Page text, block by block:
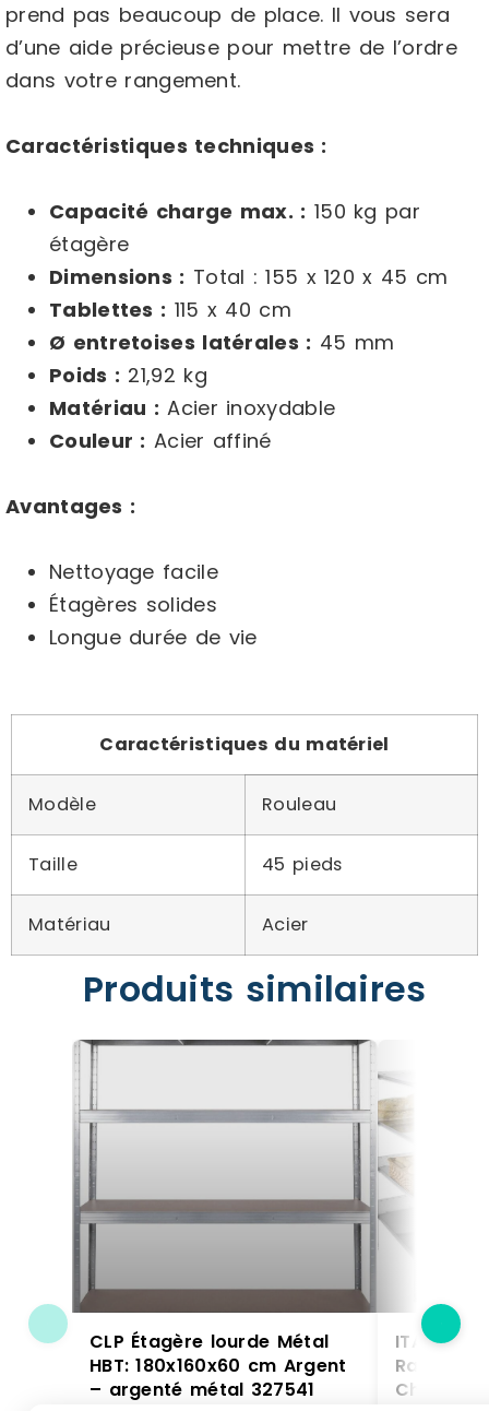
prend pas beaucoup de place. Il vous sera
d’une aide précieuse pour mettre de l’ordre
dans votre rangement.
Caractéristiques techniques :
Capacité charge max. : 150 kg par
étagère
Dimensions : Total : 155 x 120 x 45 cm
Tablettes : 115 x 40 cm
Ø entretoises latérales : 45 mm
Poids : 21,92 kg
Matériau : Acier inoxydable
Couleur : Acier affiné
Avantages :
Nettoyage facile
Étagères solides
Longue durée de vie
Caractéristiques du matériel
Modèle Rouleau
Taille 45 pieds
Matériau Acier
Produits similaires
CLP Étagère lourde Métal
HBT: 180x160x60 cm Argent
– argenté métal 327541
Charge